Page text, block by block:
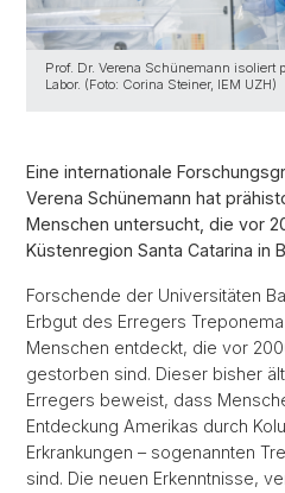
Prof. Dr. Verena Schünemann isoliert
Labor. (Foto: Corina Steiner, IEM UZH)
Eine internationale
Verena Schünemann hat
Menschen untersucht, die vor
Küstenregion Santa Catarina in
Forschende der Universitäten
Erbgut des Erregers
Menschen entdeckt, die vor
gestorben sind. Dieser bisher
Erregers beweist, dass
Entdeckung Amerikas durch
Erkrankungen – sogenannten
sind. Die neuen Erkenntnisse,